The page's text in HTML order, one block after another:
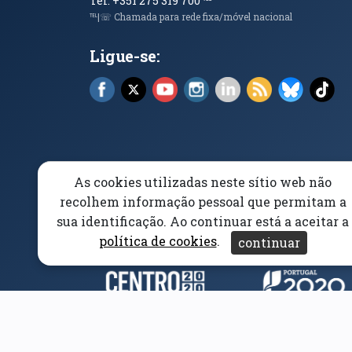
℡|☏ Chamada para rede fixa/móvel nacional
Ligue-se:
Facebook (abre em nova janela)
X (abre em nova janela)
YouTube (abre em nova janela)
Instagram (abre em nova
LinkedIn (abre em
RSS (abre em
Bluesky
Acessibilidade Aviso/Privacidade Proteção
Parceiros e(abre em nova janela)
As cookies utilizadas neste sítio web não
recolhem informação pessoal que permitam a
sua identificação. Ao continuar está a aceitar a
política de cookies. continuar